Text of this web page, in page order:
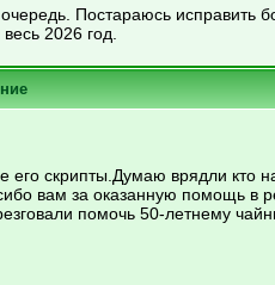
Постараюсь исправить
2026 год.
скрипты.Думаю врядли кто
вам за оказанную помощь
помочь 50-летнему